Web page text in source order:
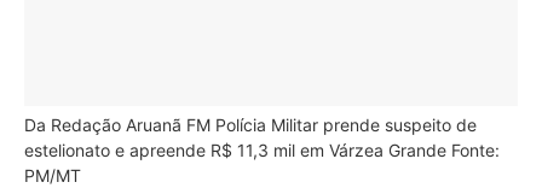
Da Redação Aruanã FM Polícia Militar prende suspeito de
estelionato e apreende R$ 11,3 mil em Várzea Grande Fonte:
PM/MT